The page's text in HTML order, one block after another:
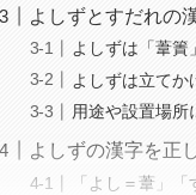
よしずとすだれの
よしずは「葦簀
よしずは立てか
用途や設置場所
よしずの漢字を正
「よし＝葦」